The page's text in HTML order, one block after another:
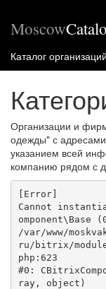
Moscow
Каталог
Организации и
одежды" с
указанием всей
компанию рядом с
[Error]
Cannot
omponent\Base
/var/www/
ru/bitrix/
php:623
#0:
ray, object)